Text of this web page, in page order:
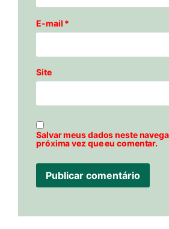
E-mail *
Site
Salvar meus dados neste
próxima vez que eu comentar.